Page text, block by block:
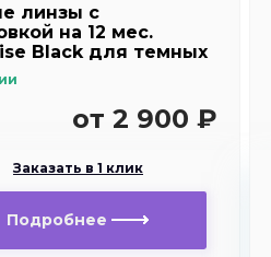
линзы c
на 12 мес.
Black для темных
от 2 900 ₽
Заказать в 1 клик
Подробнее